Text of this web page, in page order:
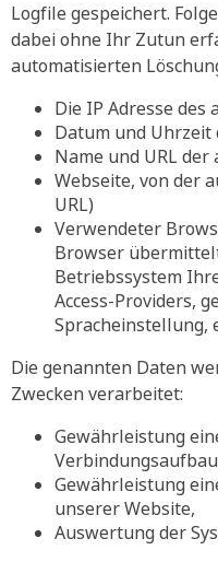
Logfile gespeichert.
dabei ohne Ihr Zutun
automatisierten
Die IP Adresse des
Datum und Uhrzeit
Name und URL
Webseite, von der
URL)
Verwendeter
Browser
Betriebssystem
Access-Providers,
Spracheinstellung,
Die genannten Daten
Zwecken verarbeitet:
Gewährleistung
Gewährleistung
unserer Website,
Auswertung der